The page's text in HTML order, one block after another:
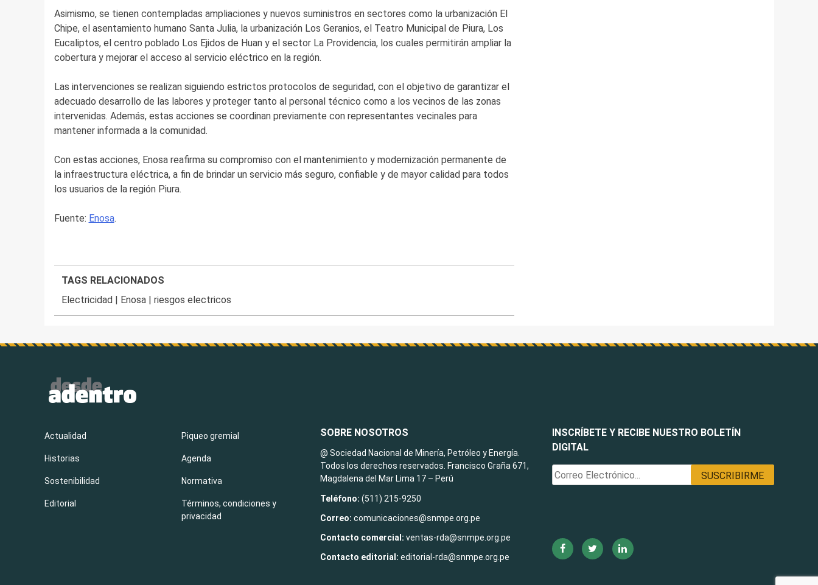
Asimismo, se tienen contempladas ampliaciones y nuevos suministros en sectores como la urbanización El
Chipe, el asentamiento humano Santa Julia, la urbanización Los Geranios, el Teatro Municipal de Piura, Los
Eucaliptos, el centro poblado Los Ejidos de Huan y el sector La Providencia, los cuales permitirán ampliar la
cobertura y mejorar el acceso al servicio eléctrico en la región.
Las intervenciones se realizan siguiendo estrictos protocolos de seguridad, con el objetivo de garantizar el
adecuado desarrollo de las labores y proteger tanto al personal técnico como a los vecinos de las zonas
intervenidas. Además, estas acciones se coordinan previamente con representantes vecinales para
mantener informada a la comunidad.
Con estas acciones, Enosa reafirma su compromiso con el mantenimiento y modernización permanente de
la infraestructura eléctrica, a fin de brindar un servicio más seguro, confiable y de mayor calidad para todos
los usuarios de la región Piura.
Fuente: Enosa.
TAGS RELACIONADOS
Electricidad | Enosa |riesgos electricos
INSCRÍBETE Y RECIBE NUESTRO BOLETÍN
DIGITAL
Actualidad
Historias
Sostenibilidad
Editorial
Piqueo gremial
Agenda
Normativa
Términos, condiciones y
privacidad
SOBRE NOSOTROS
@ Sociedad Nacional de Minería, Petróleo y Energía.
Todos los derechos reservados. Francisco Graña 671,
Magdalena del Mar Lima 17 – Perú
Teléfono: (511) 215-9250
Correo:comunicaciones@snmpe.org.pe
Contacto comercial: ventas-rda@snmpe.org.pe
Contacto editorial: editorial-rda@snmpe.org.pe